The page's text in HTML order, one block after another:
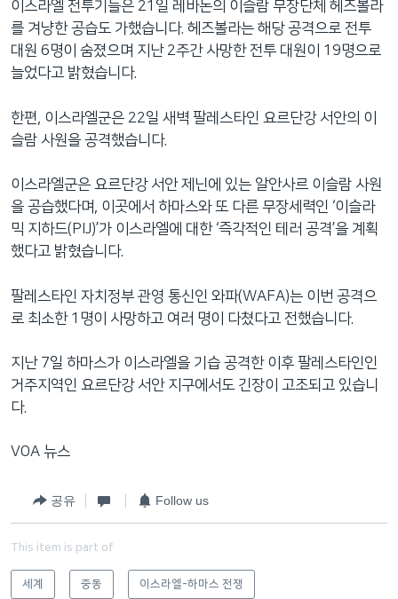
이스라엘 전투기들은 21일 레바논의 이슬람 무장단체 헤즈볼라
를 겨냥한 공습도 가했습니다. 헤즈볼라는 해당 공격으로 전투
대원 6명이 숨졌으며 지난 2주간 사망한 전투 대원이 19명으로
늘었다고 밝혔습니다.
한편, 이스라엘군은 22일 새벽 팔레스타인 요르단강 서안의 이
슬람 사원을 공격했습니다.
이스라엘군은 요르단강 서안 제닌에 있는 알안사르 이슬람 사원
을 공습했다며, 이곳에서 하마스와 또 다른 무장세력인 ‘이슬라
믹 지하드(PIJ)’가 이스라엘에 대한 ‘즉각적인 테러 공격’을 계획
했다고 밝혔습니다.
팔레스타인 자치정부 관영 통신인 와파(WAFA)는 이번 공격으
로 최소한 1명이 사망하고 여러 명이 다쳤다고 전했습니다.
지난 7일 하마스가 이스라엘을 기습 공격한 이후 팔레스타인인
거주지역인 요르단강 서안 지구에서도 긴장이 고조되고 있습니
다.
VOA 뉴스
공유 Follow us
This item is part of
세계 중동 이스라엘-하마스 전쟁